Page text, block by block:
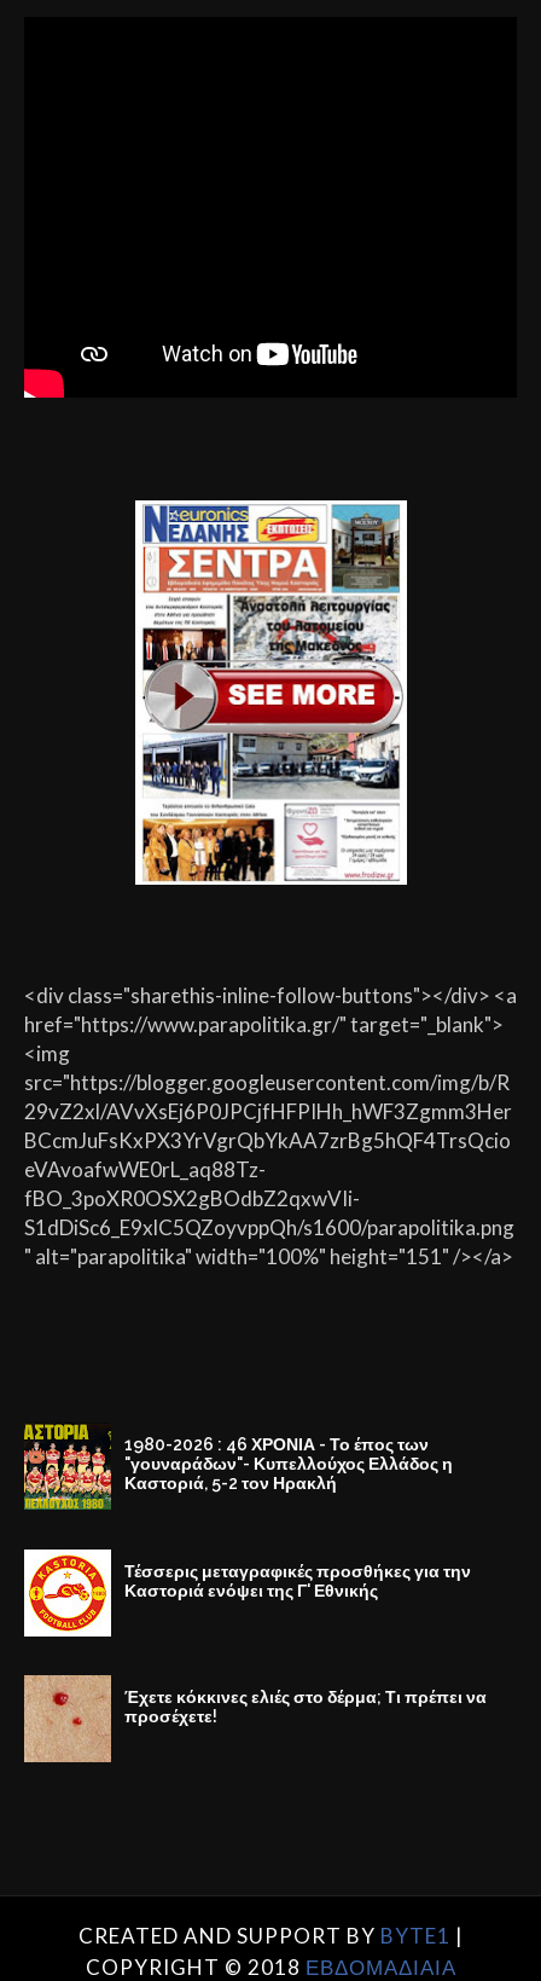
<div class="sharethis-inline-follow-buttons"></div> <a
href="https://www.parapolitika.gr/" target="_blank">
<img
src="https://blogger.googleusercontent.com/img/b/R
29vZ2xl/AVvXsEj6P0JPCjfHFPIHh_hWF3Zgmm3Her
BCcmJuFsKxPX3YrVgrQbYkAA7zrBg5hQF4TrsQcio
eVAvoafwWE0rL_aq88Tz-
fBO_3poXR0OSX2gBOdbZ2qxwVIi-
S1dDiSc6_E9xlC5QZoyvppQh/s1600/parapolitika.png
" alt="parapolitika" width="100%" height="151" /></a>
1980-2026 : 46 ΧΡΟΝΙΑ - Το έπος των
"γουναράδων"- Κυπελλούχος Ελλάδος η
Καστοριά, 5-2 τον Ηρακλή
Τέσσερις μεταγραφικές προσθήκες για την
Καστοριά ενόψει της Γ' Εθνικής
Έχετε κόκκινες ελιές στο δέρμα; Τι πρέπει να
προσέχετε!
CREATED AND SUPPORT BY BYTE1 |
COPYRIGHT © 2018 ΕΒΔΟΜΑΔΙΑΙΑ